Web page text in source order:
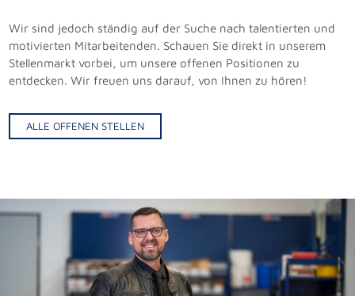
Wir sind jedoch ständig auf der Suche nach talentierten und
motivierten Mitarbeitenden. Schauen Sie direkt in unserem
Stellenmarkt vorbei, um unsere offenen Positionen zu
entdecken. Wir freuen uns darauf, von Ihnen zu hören!
ALLE OFFENEN STELLEN